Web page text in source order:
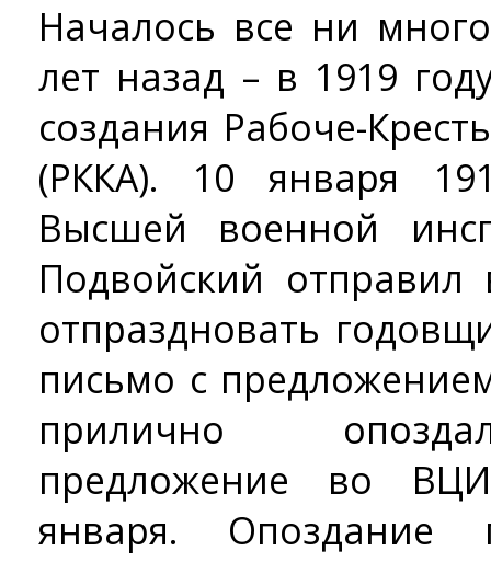
Началось все ни
лет назад – в 1919
создания Рабоче-
(РККА). 10 января
Высшей военной
Подвойский
отпраздновать
письмо с
прилично
предложение во
января. Опоздание